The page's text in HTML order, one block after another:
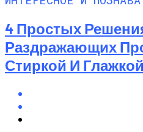
4 Простых
Раздражающих
Стиркой И Глажкой